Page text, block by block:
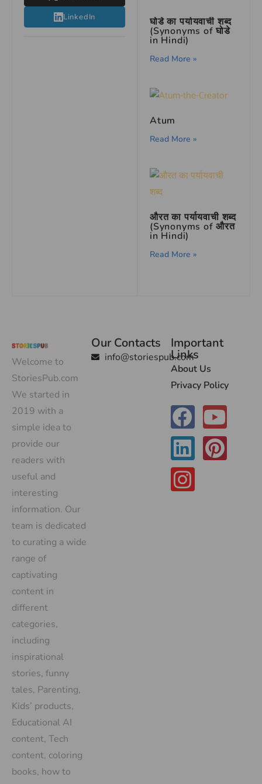
LinkedIn
घोडे का पर्यायवाची शब्द
(Synonyms of घोडे
in Hindi)
Read More »
Atum
Read More »
औरत का पर्यायवाची शब्द
(Synonyms of औरत
in Hindi)
Read More »
Welcome to
StoriesPub.com
We started in
2019 with a
simple idea to
provide our
readers with
useful and
interesting
information. Our
team is dedicated
to curating a wide
range of
captivating
content in
different
categories,
including
inspirational
stories, funny
tales, Parenting,
Kids’ products,
Educational AI
content, Tech
content, coloring
books, how to
Our Contacts
info@storiespub.com
Important
Links
About Us
Privacy Policy